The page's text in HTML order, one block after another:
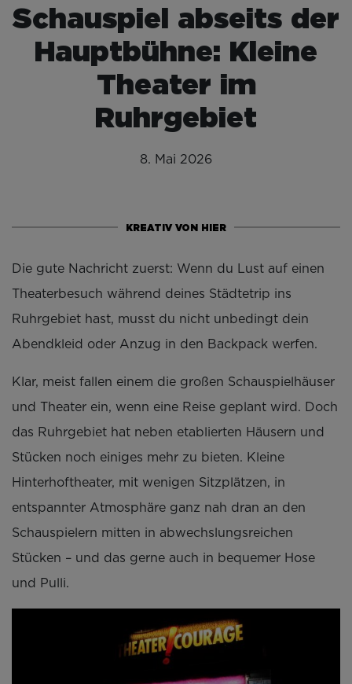
Schauspiel abseits der
Hauptbühne: Kleine
Theater im
Ruhrgebiet
8. Mai 2026
KREATIV VON HIER
Die gute Nachricht zuerst: Wenn du Lust auf einen
Theaterbesuch während deines Städtetrip ins
Ruhrgebiet hast, musst du nicht unbedingt dein
Abendkleid oder Anzug in den Backpack werfen.
Klar, meist fallen einem die großen Schauspielhäuser
und Theater ein, wenn eine Reise geplant wird. Doch
das Ruhrgebiet hat neben etablierten Häusern und
Stücken noch einiges mehr zu bieten. Kleine
Hinterhoftheater, mit wenigen Sitzplätzen, in
entspannter Atmosphäre ganz nah dran an den
Schauspielern mitten in abwechslungsreichen
Stücken – und das gerne auch in bequemer Hose
und Pulli.